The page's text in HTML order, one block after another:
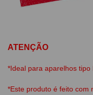
ATENÇÃO
*Ideal para aparelhos tipo
*Este produto é feito com